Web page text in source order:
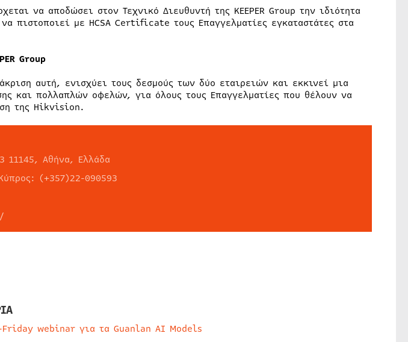
να αποδώσει στον Τεχνικό Διευθυντή της KEEPER Group την ιδιότητα
πιστοποιεί με HCSA Certificate τους Επαγγελματίες εγκαταστάτες στα
Group
αυτή, ενισχύει τους δεσμούς των δύο εταιρειών και εκκινεί μια
και πολλαπλών οφελών, για όλους τους Επαγγελματίες που θέλουν να
της Hikvision.
11145, Αθήνα, Ελλάδα
(+357)22-090593
webinar για τα Guanlan AI Models